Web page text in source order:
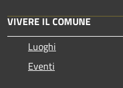
VIVERE IL COMUNE
Luoghi
Eventi